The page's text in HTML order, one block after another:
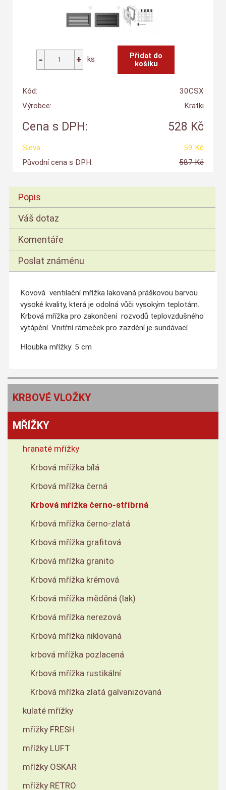
ks
Kód:
30CSX
Výrobce:
Kratki
Cena s DPH: 528 Kč
Sleva:
59 Kč
Původní cena s DPH:
587 Kč
Popis
Váš dotaz
Komentáře
Poslat známénu
Kovová ventilační mřížka lakovaná práškovou barvou
vysoké kvality, která je odolná vůči vysokým teplotám.
Krbová mřížka pro zakončení rozvodů teplovzdušného
vytápění. Vnitřní rámeček pro zazdění je sundávací.
Hloubka mřížky: 5 cm
KRBOVÉ VLOŽKY
MŘÍŽKY
hranaté mřížky
Krbová mřížka bílá
Krbová mřížka černá
Krbová mřížka černo-stříbrná
Krbová mřížka černo-zlatá
Krbová mřížka grafitová
Krbová mřížka granito
Krbová mřížka krémová
Krbová mřížka měděná (lak)
Krbová mřížka nerezová
Krbová mřížka niklovaná
krbová mřížka pozlacená
Krbová mřížka rustikální
Krbová mřížka zlatá galvanizovaná
kulaté mřížky
mřížky FRESH
mřížky LUFT
mřížky OSKAR
mřížky RETRO